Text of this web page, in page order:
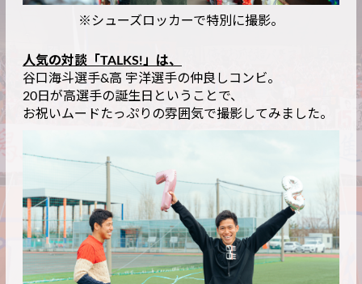
※シューズロッカーで特別に撮影。
人気の対談「TALKS!」は、
谷口海斗選手&高 宇洋選手の仲良しコンビ。
20日が高選手の誕生日ということで、
お祝いムードたっぷりの雰囲気で撮影してみました。